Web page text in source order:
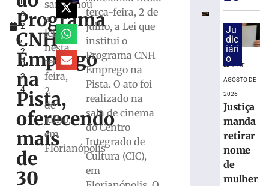
o
2
,
2
0
2
4
Programa
CNH
Emprego
na
Pista,
oferecendo
mais
de
30
sancionou
a
lei
nesta
terça-
feira,
2
de
julho,
em
Florianópolis
terça-feira, 2 de
julho, a Lei que
institui o
Programa CNH
Emprego na
Pista. O ato foi
realizado na
sala de cinema
do Centro
Integrado de
Cultura (CIC),
em
superam
depósitos
bilhões
julho
agosto
mais
Ju
dic
iári
o
8 DE
AGOSTO DE
2026
Justiça
manda
retirar
nome
de
mulher